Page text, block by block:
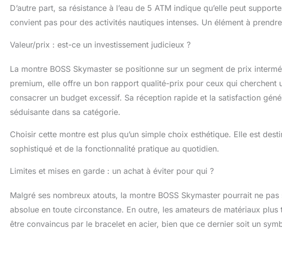
D’autre part, sa résistance à l’eau de 5 ATM indique qu’elle peut
convient pas pour des activités nautiques intenses. Un élément à
Valeur/prix : est-ce un investissement judicieux ?
La montre BOSS Skymaster se positionne sur un segment de prix
premium, elle offre un bon rapport qualité-prix pour ceux qui cherchent
consacrer un budget excessif. Sa réception rapide et la satisfaction
séduisante dans sa catégorie.
Choisir cette montre est plus qu’un simple choix esthétique. Elle est
sophistiqué et de la fonctionnalité pratique au quotidien.
Limites et mises en garde : un achat à éviter pour qui ?
Malgré ses nombreux atouts, la montre BOSS Skymaster pourrait ne
absolue en toute circonstance. En outre, les amateurs de matériaux
être convaincus par le bracelet en acier, bien que ce dernier soit un